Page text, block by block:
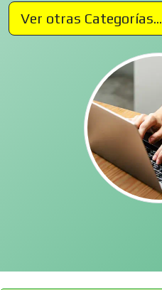
Ver otras Categorías...